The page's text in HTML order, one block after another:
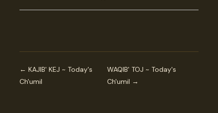
← KAJIB' KEJ ~ Today's
Ch'umil
WAQIB' TOJ ~ Today's
Ch'umil →